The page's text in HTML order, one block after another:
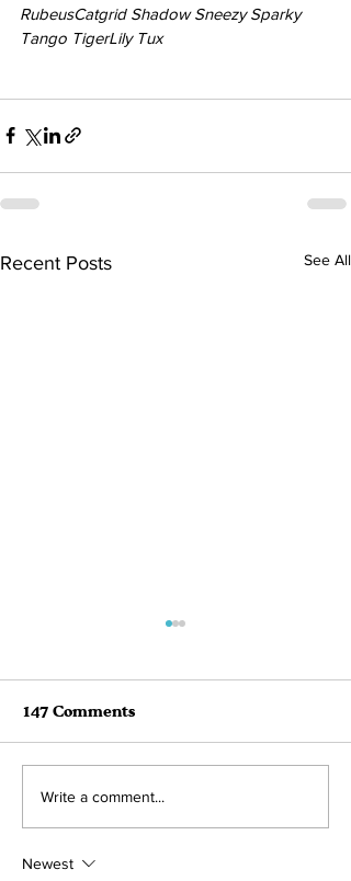
RubeusCatgrid Shadow Sneezy Sparky
Tango TigerLily Tux
Recent Posts See All
August 2022 Adoption
Roundup! 41
147 Comments
Write a comment...
Newest